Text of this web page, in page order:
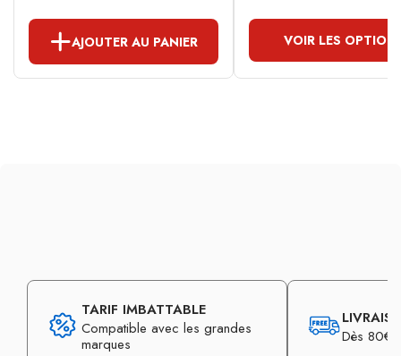
AJOUTER AU PANIER VOIR LES
TARIF IMBATTABLE
Compatible avec les grandes
marques
Dès 80€